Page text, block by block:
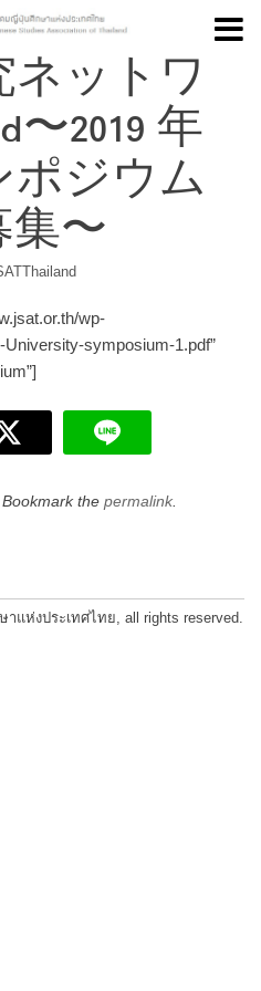
ネットワ
〜2019 年
ポジウム
集〜
wp-
symposium-1.pdf”
. Bookmark the permalink
ห่งประเทศไทย, all rights reserved.